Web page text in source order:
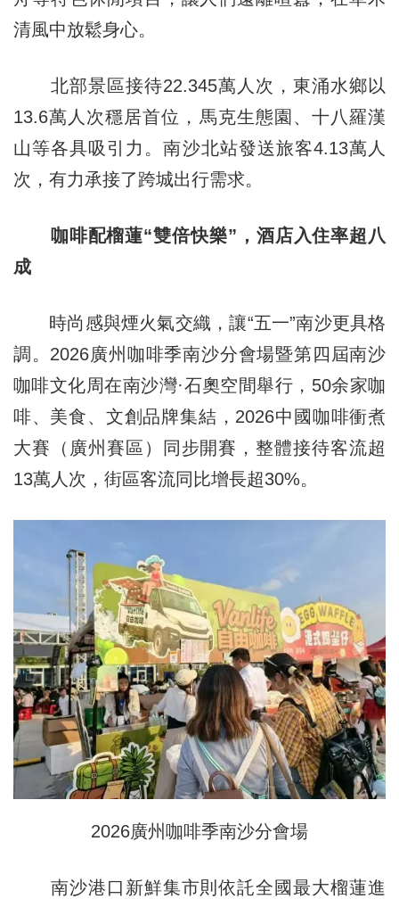
清風中放鬆身心。
北部景區接待22.345萬人次，東涌水鄉以
13.6萬人次穩居首位，馬克生態園、十八羅漢
山等各具吸引力。南沙北站發送旅客4.13萬人
次，有力承接了跨城出行需求。
咖啡配榴蓮“雙倍快樂”，酒店入住率超八
成
時尚感與煙火氣交織，讓“五一”南沙更具格
調。2026廣州咖啡季南沙分會場暨第四屆南沙
咖啡文化周在南沙灣·石奧空間舉行，50余家咖
啡、美食、文創品牌集結，2026中國咖啡衝煮
大賽（廣州賽區）同步開賽，整體接待客流超
13萬人次，街區客流同比增長超30%。
2026廣州咖啡季南沙分會場
南沙港口新鮮集市則依託全國最大榴蓮進